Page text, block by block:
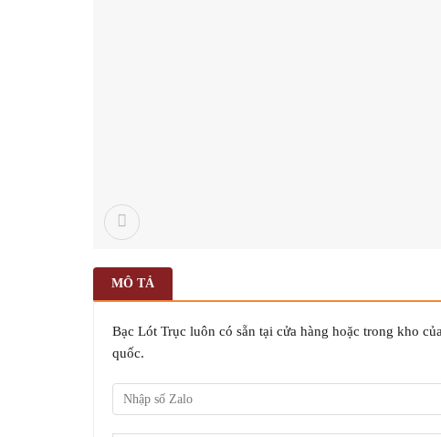
MÔ TẢ
Bạc Lót Trục luôn có sẵn tại cửa hàng hoặc trong kho
quốc.